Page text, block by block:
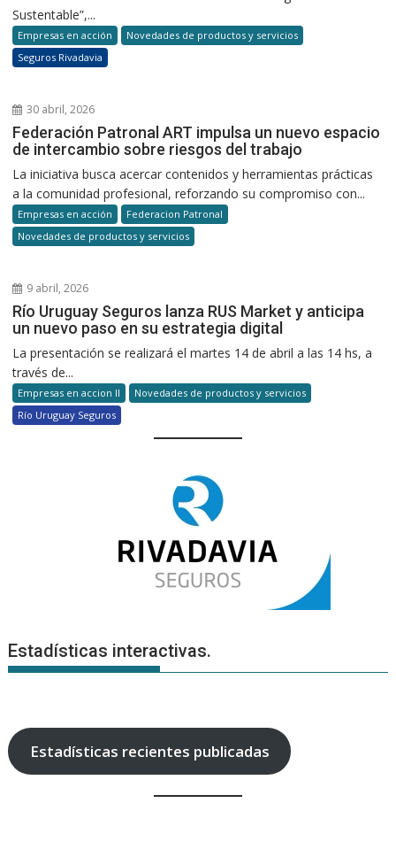
Sustentable”,...
Empresas en acción
Novedades de productos y servicios
Seguros Rivadavia
30 abril, 2026
Federación Patronal ART impulsa un nuevo espacio
de intercambio sobre riesgos del trabajo
La iniciativa busca acercar contenidos y herramientas prácticas
a la comunidad profesional, reforzando su compromiso con...
Empresas en acción
Federacion Patronal
Novedades de productos y servicios
9 abril, 2026
Río Uruguay Seguros lanza RUS Market y anticipa
un nuevo paso en su estrategia digital
La presentación se realizará el martes 14 de abril a las 14 hs, a
través de...
Empresas en accion II
Novedades de productos y servicios
Río Uruguay Seguros
Estadísticas interactivas.
Estadísticas recientes publicadas